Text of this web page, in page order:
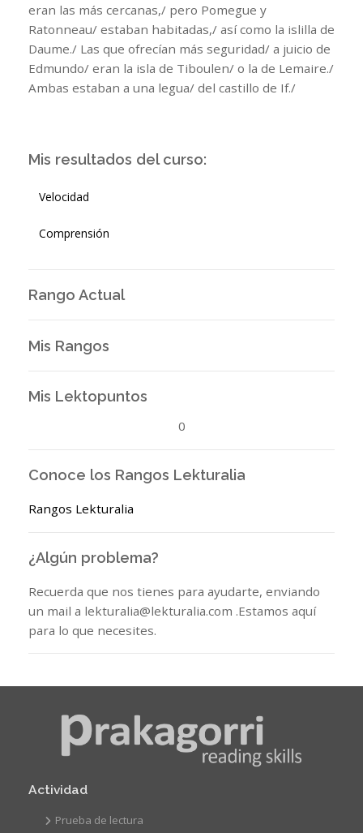
eran las más cercanas,/ pero Pomegue y
Ratonneau/ estaban habitadas,/ así como la islilla de
Daume./ Las que ofrecían más seguridad/ a juicio de
Edmundo/ eran la isla de Tiboulen/ o la de Lemaire./
Ambas estaban a una legua/ del castillo de If./
Mis resultados del curso:
Velocidad
Comprensión
Rango Actual
Mis Rangos
Mis Lektopuntos
0
Conoce los Rangos Lekturalia
Rangos Lekturalia
¿Algún problema?
Recuerda que nos tienes para ayudarte, enviando
un mail a lekturalia@lekturalia.com .Estamos aquí
para lo que necesites.
Actividad
Prueba de lectura